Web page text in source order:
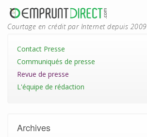
Courtage en crédit par Internet depuis 2009
Contact Presse
Communiqués de presse
Revue de presse
L'équipe de rédaction
Archives